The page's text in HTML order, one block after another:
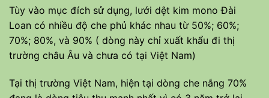
Tùy vào mục đích sử dụng, lưới dệt kim mono Đài
Loan có nhiều độ che phủ khác nhau từ 50%; 60%;
70%; 80%, và 90% ( dòng này chỉ xuất khẩu đi thị
trường châu Âu và chưa có tại Việt Nam)
Tại thị trường Việt Nam, hiện tại dòng che nắng 70%